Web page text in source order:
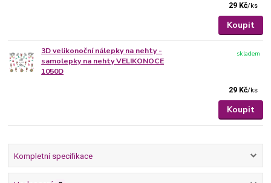
29 Kč/ks
Koupit
3D velikonoční nálepky na nehty -
samolepky na nehty VELIKONOCE
1050D
29 Kč/ks
skladem
Koupit
Kompletní specifikace